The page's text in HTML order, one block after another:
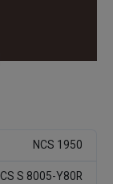
NCS 1950
S 8005-Y80R